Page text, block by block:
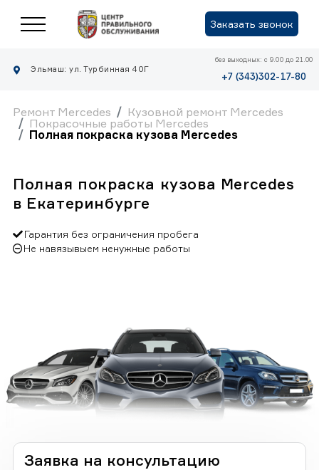
Заказать звонок
Эльмаш: ул. Турбинная 40Г
без выходных: с 9.00 до 21.00
+7 (343)302-17-80
Ремонт Mercedes
Кузовной ремонт Mercedes
Покрасочные работы Mercedes
Полная покраска кузова Mercedes
Полная покраска кузова Mercedes
в Екатеринбурге
Гарантия без ограничения пробега
Не навязывыем ненужные работы
Заявка на консультацию